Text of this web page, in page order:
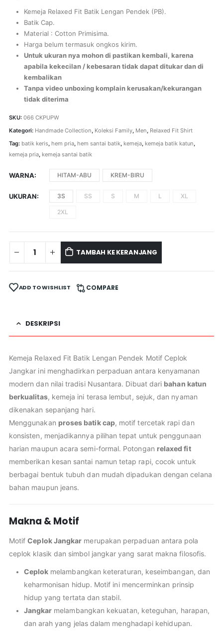
Kemeja Relaxed Fit Batik Lengan Pendek (PB).
Batik Cap.
Material : Cotton Primisima.
Harga belum termasuk ongkos kirim.
Untuk ukuran nya mohon di pastikan kembali, karena
apabila kekecilan / kebesaran tidak dapat ditukar dan di
kembalikan
Tanpa video unboxing komplain kerusakan/kekurangan
tidak diterima
SKU: 066 CKPUPW
Kategori: Handmade Collection, Koleksi Family, Men, Relaxed Fit Shirt
Tag: batik keris, hem pria, hem santai batik, kemeja, kemeja batik katun
kemeja pria, kemeja santai batik
WARNA HITAM-ABU KREM-BIRU
UKURAN 3S SS S M L XL
2XL
TAMBAH KE KERANJANG
ADD TO WISHLIST COMPARE
DESKRIPSI
Kemeja Relaxed Fit Batik Lengan Pendek Motif Ceplok
Jangkar ini menghadirkan perpaduan antara kenyamanan
modern dan nilai tradisi Nusantara. Dibuat dari bahan katun
berkualitas, kemeja ini terasa lembut, sejuk, dan nyaman
dikenakan sepanjang hari.
Menggunakan proses batik cap, motif tercetak rapi dan
konsisten, menjadikannya pilihan tepat untuk penggunaan
harian maupun acara semi-formal. Potongan relaxed fit
memberikan kesan santai namun tetap rapi, cocok untuk
berbagai bentuk tubuh dan mudah dipadukan dengan celana
bahan maupun jeans.
Makna & Motif
MotifCeplok Jangkar merupakan perpaduan antara pola
ceplok klasik dan simbol jangkar yang sarat makna filosofis.
Ceplok melambangkan keteraturan, keseimbangan, dan
keharmonisan hidup. Motif ini mencerminkan prinsip
hidup yang tertata dan stabil.
Jangkar melambangkan kekuatan, keteguhan, harapan,
dan arah yang jelas dalam menghadapi kehidupan.